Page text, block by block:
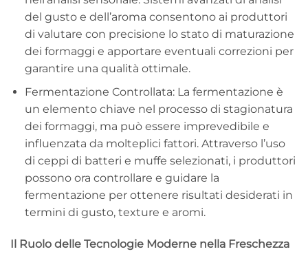
del gusto e dell’aroma consentono ai produttori
di valutare con precisione lo stato di maturazione
dei formaggi e apportare eventuali correzioni per
garantire una qualità ottimale.
Fermentazione Controllata: La fermentazione è
un elemento chiave nel processo di stagionatura
dei formaggi, ma può essere imprevedibile e
influenzata da molteplici fattori. Attraverso l’uso
di ceppi di batteri e muffe selezionati, i produttori
possono ora controllare e guidare la
fermentazione per ottenere risultati desiderati in
termini di gusto, texture e aromi.
Il Ruolo delle Tecnologie Moderne nella Freschezza